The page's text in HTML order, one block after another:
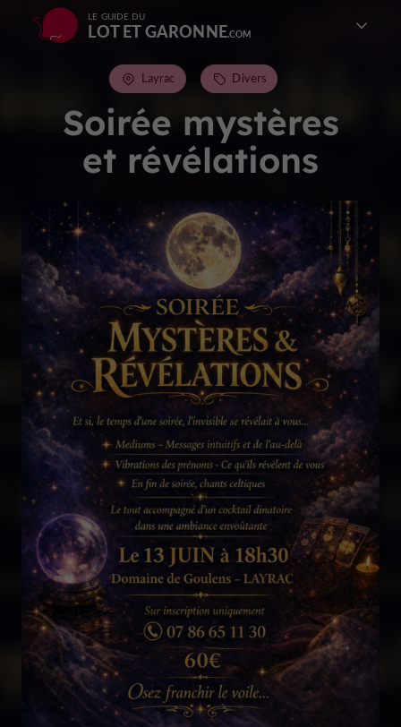
LE GUIDE DU
LOT ET GARONNE
Soirée mystères
et révélations
Layrac Divers